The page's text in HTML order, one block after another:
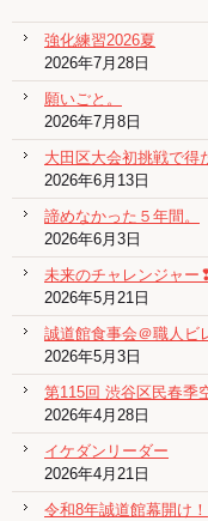
強化練習2026夏
2026年7月28日
願いごと。
2026年7月8日
大田区大会初挑戦で得
2026年6月13日
諦めなかった５年間。
2026年6月3日
未来のチャレンジャー
2026年5月21日
誠道館食事会＠職人ビ
2026年5月3日
第115回 渋谷区民春季
2026年4月28日
イケダンリーダー
2026年4月21日
令和8年誠道館幕開け！